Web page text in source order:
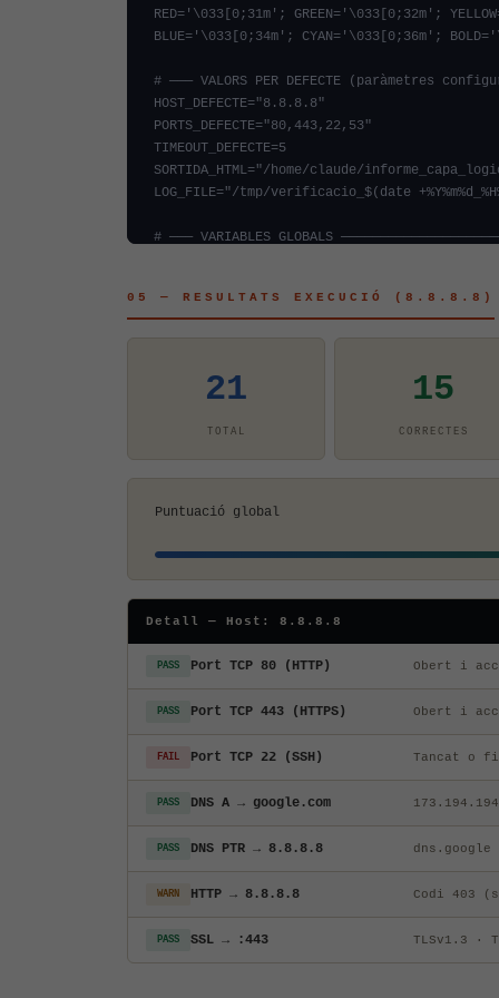
05 — RESULTATS EXECUCIÓ (8.8.8.8)
21
TOTAL
15
CORRECTES
Puntuació global
Detall — Host: 8.8.8.8
PASS Port TCP 80 (HTTP) Obert i
PASS Port TCP 443 (HTTPS) Obert i
FAIL Port TCP 22 (SSH) Tancat o
PASS DNS A → google.com
PASS DNS PTR → 8.8.8.8 dns.google
WARN HTTP → 8.8.8.8 Codi 403
PASS SSL → :443 TLSv1.3 ·